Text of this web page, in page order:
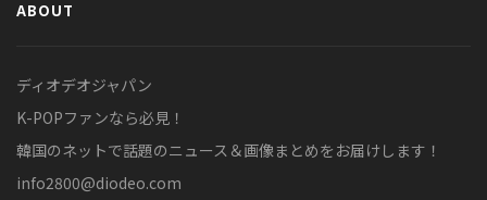
ABOUT
ディオデオジャパン
K-POPファンなら必見！
韓国のネットで話題のニュース＆画像まとめをお届けします！
info2800@diodeo.com